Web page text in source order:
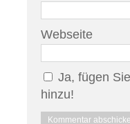
Webseite
Ja, fügen
hinzu!